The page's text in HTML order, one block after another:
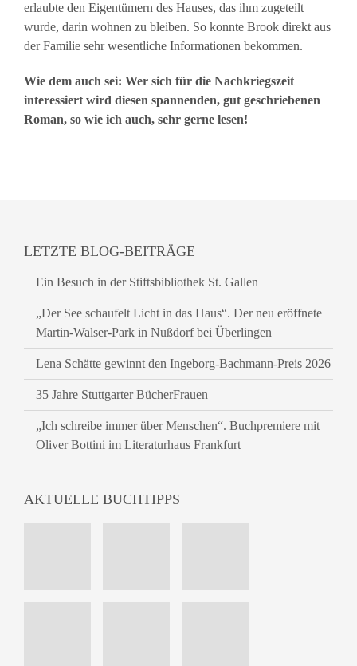
erlaubte den Eigentümern des Hauses, das ihm zugeteilt
wurde, darin wohnen zu bleiben. So konnte Brook direkt aus
der Familie sehr wesentliche Informationen bekommen.
Wie dem auch sei: Wer sich für die Nachkriegszeit
interessiert wird diesen spannenden, gut geschriebenen
Roman, so wie ich auch, sehr gerne lesen!
LETZTE BLOG-BEITRÄGE
Ein Besuch in der Stiftsbibliothek St. Gallen
„Der See schaufelt Licht in das Haus“. Der neu eröffnete
Martin-Walser-Park in Nußdorf bei Überlingen
Lena Schätte gewinnt den Ingeborg-Bachmann-Preis 2026
35 Jahre Stuttgarter BücherFrauen
„Ich schreibe immer über Menschen“. Buchpremiere mit
Oliver Bottini im Literaturhaus Frankfurt
AKTUELLE BUCHTIPPS